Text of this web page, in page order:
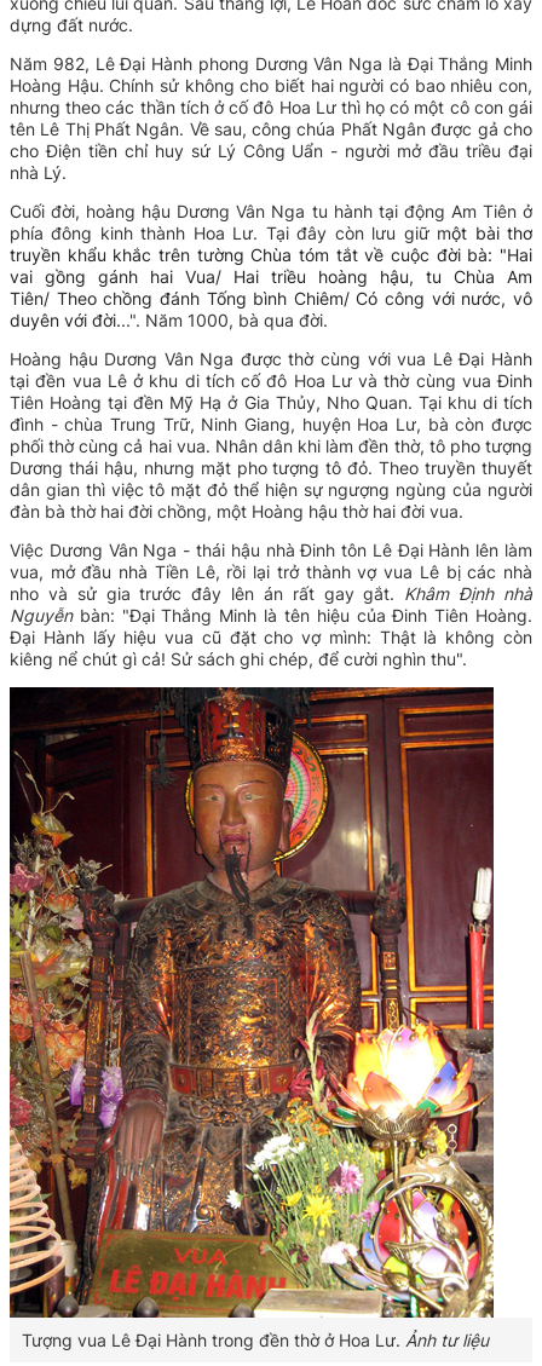
dựng đất nước.
Năm 982, Lê Đại Hành phong Dương Vân Nga là Đại Thắng Minh
Hoàng Hậu. Chính sử không cho biết hai người có bao nhiêu con,
nhưng theo các thần tích ở cố đô Hoa Lư thì họ có một cô con gái
tên Lê Thị Phất Ngân. Về sau, công chúa Phất Ngân được gả cho
cho Điện tiền chỉ huy sứ Lý Công Uẩn - người mở đầu triều đại
nhà Lý.
Cuối đời, hoàng hậu Dương Vân Nga tu hành tại động Am Tiênở
phía đông kinh thành Hoa Lư. Tại đây còn lưu giữ một bài thơ
truyền khẩu khắc trên tường Chùa tóm tắt về cuộc đời bà: "Hai
vai gồng gánh hai Vua/ Hai triều hoàng hậu, tu Chùa Am
Tiên/ Theo chồng đánh Tống bình Chiêm/Có công với nước, vô
duyên với đời...". Năm 1000, bà qua đời.
Hoàng hậu Dương Vân Nga được thờ cùng với vua Lê Đại Hành
tại đền vua Lê ở khu di tích cố đô Hoa Lưvà thờ cùng vua Đinh
Tiên Hoàng tại đền Mỹ Hạ ở Gia Thủy, Nho Quan. Tại khu di tích
đình - chùa Trung Trữ, Ninh Giang, huyện Hoa Lư, bà còn được
phối thờ cùng cả hai vua. Nhân dân khi làm đền thờ, tô pho tượng
Dương thái hậu, nhưng mặt pho tượng tô đỏ. Theo truyền thuyết
dân gian thì việc tô mặt đỏ thể hiện sự ngượng ngùng của người
đàn bà thờ hai đời chồng, một Hoàng hậu thờ hai đời vua.
Việc Dương Vân Nga - thái hậu nhà Đinh tôn Lê Đại Hành lên làm
vua, mở đầu nhà Tiền Lê, rồi lại trở thành vợ vua Lê bị các nhà
nho và sử gia trước đây lên án rất gay gắt. Khâm Định nhà
Nguyễnbàn: "Đại Thắng Minh là tên hiệu của Đinh Tiên Hoàng.
Đại Hành lấy hiệu vua cũ đặt cho vợ mình: Thật là không còn
kiêng nể chút gì cả! Sử sách ghi chép, để cười nghìn thu".
Tượng vua Lê Đại Hành trong đền thờ ở Hoa Lư. Ảnh tư liệu